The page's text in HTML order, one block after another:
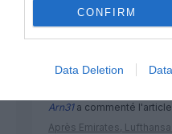
CONFIRM
Data Deletion
Manfoua commenté
Pyramides, croisières et
Arn31a commenté l'article
Après Emirates,